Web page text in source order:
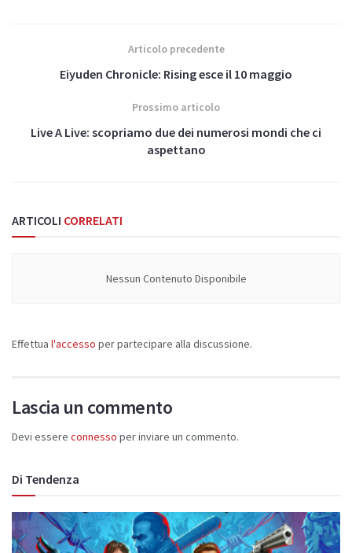
Articolo precedente
Eiyuden Chronicle: Rising esce il 10 maggio
Prossimo articolo
Live A Live: scopriamo due dei numerosi mondi che ci
aspettano
ARTICOLI CORRELATI
Nessun Contenuto Disponibile
Effettua l'accesso per partecipare alla discussione.
Lascia un commento
Devi essere connesso per inviare un commento.
Di Tendenza